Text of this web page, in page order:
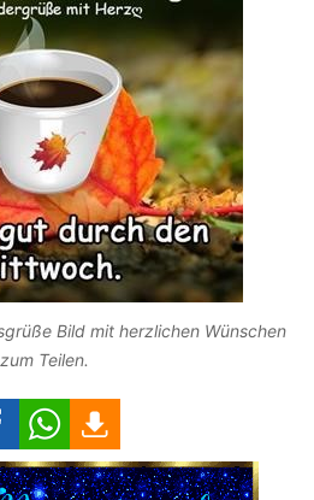
Bild mit herzlichen Wünschen
zum Teilen.